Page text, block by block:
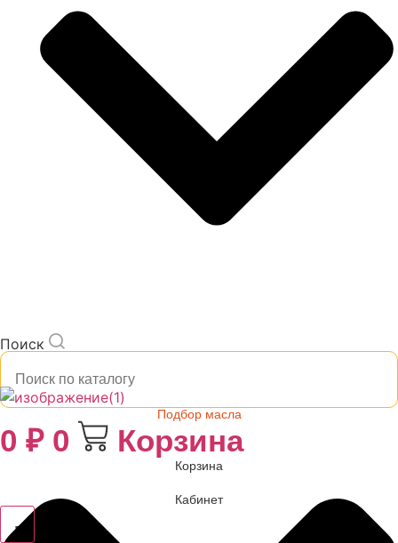
Поиск
Подбор масла
0 ₽ 0 Корзина
Корзина
Кабинет